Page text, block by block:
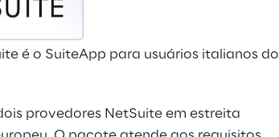
é o SuiteApp para usuários italianos do
provedores NetSuite em estreita